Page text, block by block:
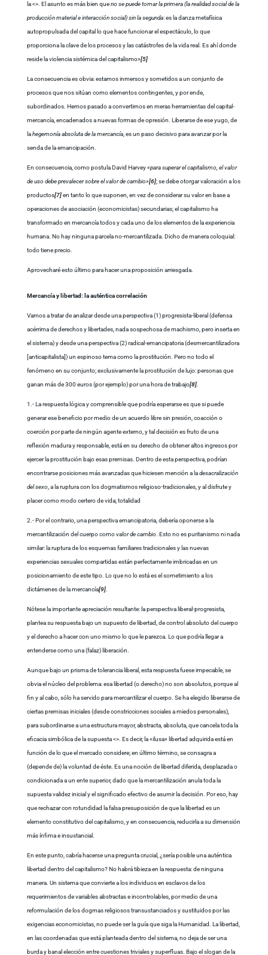
la <>. El asunto es más bien queno se puede tomar la primera (la realidad social de la
producción material e interacción social) sin la segunda: es la danza metafísica
autopropulsada del capital lo que hace funcionar el espectáculo, lo que
proporciona la clave de los procesos y las catástrofes de la vida real. Es ahí donde
reside la violencia sistémica del capitalismo»[5]
La consecuencia es obvia: estamos inmersos y sometidos a un conjunto de
procesos que nos sitúan como elementos contingentes, y por ende,
subordinados. Hemos pasado a convertirnos en meras herramientas del capital-
mercancía, encadenados a nuevas formas de opresión. Liberarse de ese yugo, de
lahegemonía absoluta de la mercancía, es un paso decisivo para avanzar por la
senda de la emancipación.
En consecuencia, como postula David Harvey«para superar el capitalismo, el valor
de uso debe prevalecer sobre el valor de cambio»[6]; se debe otorgar valoración a los
productos[7]en tanto lo que suponen, en vez de considerar su valor en base a
operaciones de asociación (economicistas) secundarias; el capitalismo ha
transformado en mercancía todos y cada uno de los elementos de la experiencia
humana. No hay ninguna parcela no-mercantilizada. Dicho de manera coloquial:
todo tiene precio.
Aprovecharé esto último para hacer una proposición arriesgada.
Mercancía y libertad: la auténtica correlación
Vamos a tratar de analizar desde una perspectiva (1) progresista-liberal (defensa
acérrima de derechos y libertades, nada sospechosa de machismo, pero inserta en
el sistema) y desde una perspectiva (2) radical-emancipatoria (desmercantilizadora
[anticapitalista]) un espinoso tema como la prostitución. Pero no todo el
fenómeno en su conjunto; exclusivamente la prostitución de lujo: personas que
ganan más de 300 euros (por ejemplo) por una hora de trabajo[8].
1.- La respuesta lógica y comprensible que podría esperarse es que si puede
generar ese beneficio por medio de un acuerdo libre sin presión, coacción o
coerción por parte de ningún agente externo, y tal decisión es fruto de una
reflexión madura y responsable, está en su derecho de obtener altos ingresos por
ejercer la prostitución bajo esas premisas. Dentro de esta perspectiva, podrían
encontrarse posiciones más avanzadas que hiciesen mención a ladesacralización
del sexo , a la ruptura con los dogmatismos religioso-tradicionales, y al disfrute y
placer como modo certero de vida; totalidad
2.- Por el contrario, una perspectiva emancipatoria, debería oponerse a la
mercantilización del cuerpo comovalor de cambio . Esto no es puritanismo ni nada
similar: la ruptura de los esquemas familiares tradicionales y las nuevas
experiencias sexuales compartidas están perfectamente imbricadas en un
posicionamiento de este tipo. Lo que no lo está es el sometimiento a los
dictámenes de la mercancía[9].
Nótese la importante apreciación resultante: la perspectiva liberal-progresista,
plantea su respuesta bajo un supuesto de libertad, de control absoluto del cuerpo
y el derecho a hacer con uno mismo lo que le parezca. Lo que podría llegar a
entenderse como una (falaz) liberación.
Aunque bajo un prisma de tolerancia liberal, esta respuesta fuese impecable, se
obvia el núcleo del problema: esa libertad (o derecho) no son absolutos, porque al
fin y al cabo, sólo ha servido para mercantilizar el cuerpo. Se ha elegido liberarse de
ciertas premisas iniciales (desde constricciones sociales a miedos personales),
para subordinarse a una estructura mayor, abstracta, absoluta, que cancela toda la
eficacia simbólica de la supuesta <>. Es decir, la «ilusa» libertad adquirida está en
función de lo que el mercado considere; en último término, se consagra a
(depende de) la voluntad de éste. Es una noción de libertad diferida, desplazada o
condicionada a un ente superior, dado que la mercantilización anula toda la
supuesta validez inicial y el significado efectivo de asumir la decisión. Por eso, hay
que rechazar con rotundidad la falsa presuposición de que la libertad es un
elemento constitutivo del capitalismo, y en consecuencia, reducirla a su dimensión
más ínfima e insustancial.
En este punto, cabría hacerse una pregunta crucial, ¿sería posible una auténtica
libertad dentro del capitalismo? No habrá tibieza en la respuesta: de ninguna
manera. Un sistema que convierte a los individuos en esclavos de los
requerimientos de variables abstractas e incontrolables, por medio de una
reformulación de los dogmas religiosos transustanciados y sustituidos por las
exigencias economicistas, no puede ser la guía que siga la Humanidad. La libertad,
en las coordenadas que está planteada dentro del sistema, no deja de ser una
burda y banal elección entre cuestiones triviales y superfluas. Bajo el slogan de la